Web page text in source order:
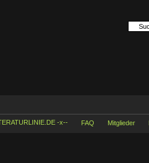
-x-- FAQ Mitglieder